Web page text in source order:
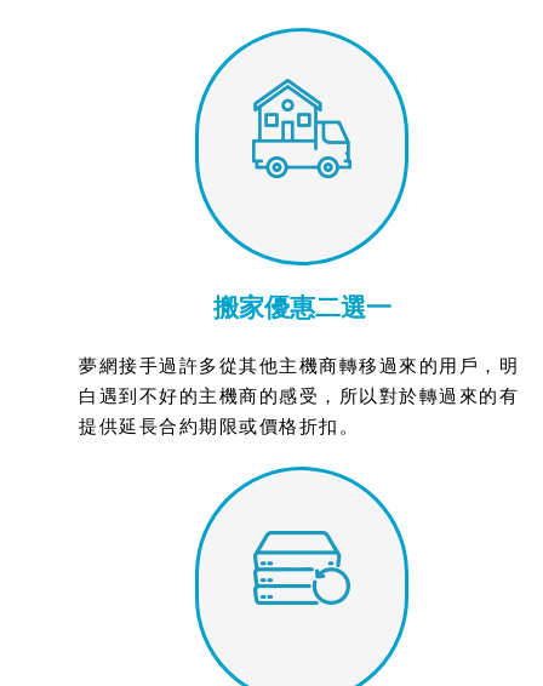
搬家優惠二選一
夢網接手過許多從其他主機商轉移過來的用戶，明
白遇到不好的主機商的感受，所以對於轉過來的有
提供延長合約期限或價格折扣。